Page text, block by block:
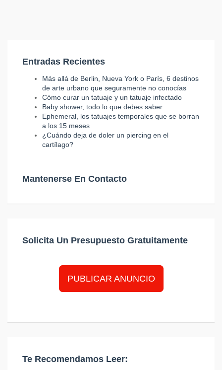
Entradas Recientes
Más allá de Berlin, Nueva York o París, 6 destinos
de arte urbano que seguramente no conocías
Cómo curar un tatuaje y un tatuaje infectado
Baby shower, todo lo que debes saber
Ephemeral, los tatuajes temporales que se borran
a los 15 meses
¿Cuándo deja de doler un piercing en el
cartílago?
Mantenerse En Contacto
Solicita Un Presupuesto Gratuitamente
PUBLICAR ANUNCIO
Te Recomendamos Leer: